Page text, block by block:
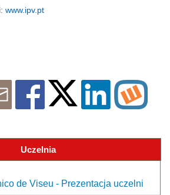
www.ipv.pt
Uczelnia
de Viseu - Prezentacja uczelni